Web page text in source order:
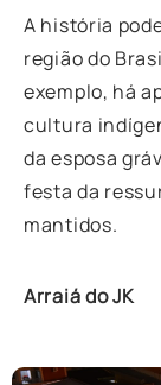
A história
região do
exemplo, há
cultura
da esposa
festa da
mantidos.
Arraiá do JK